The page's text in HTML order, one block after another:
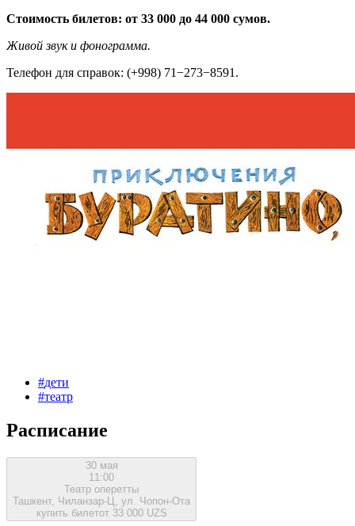
Стоимость билетов: от 33 000 до 44 000 сумов.
Живой звук и фонограмма.
Телефон для справок: (+998) 71−273−8591.
#дети
#театр
Расписание
30 мая
11:00
Театр оперетты
Ташкент, Чиланзар-Ц, ул. Чопон-Ота
купить билетот 33 000 UZS